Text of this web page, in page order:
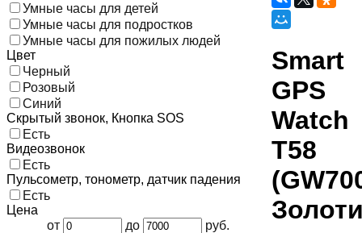
Умные часы для детей
Умные часы для подростков
Умные часы для пожилых людей
Цвет
Черный
Розовый
Синий
Скрытый звонок, Кнопка SOS
Есть
Видеозвонок
Есть
Пульсометр, тонометр, датчик падения
Есть
Цена
от
до
руб.
Smart
GPS
Watch
T58